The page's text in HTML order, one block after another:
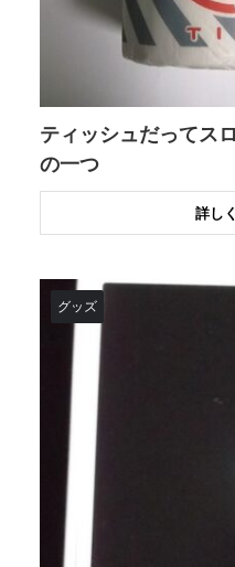
ティッシュだってス
の一つ
詳し
グッズ